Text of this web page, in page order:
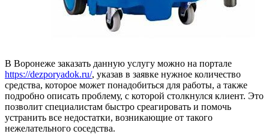
В Воронеже заказать данную услугу можно на портале
https://dezporyadok.ru/, указав в заявке нужное количество
средства, которое может понадобиться для работы, а также
подробно описать проблему, с которой столкнулся клиент. Это
позволит специалистам быстро среагировать и помочь
устранить все недостатки, возникающие от такого
нежелательного соседства.